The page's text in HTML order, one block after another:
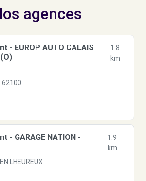
agences
- EUROP AUTO CALAIS
1.8
km
62100
- GARAGE NATION -
1.9
km
LHEUREUX